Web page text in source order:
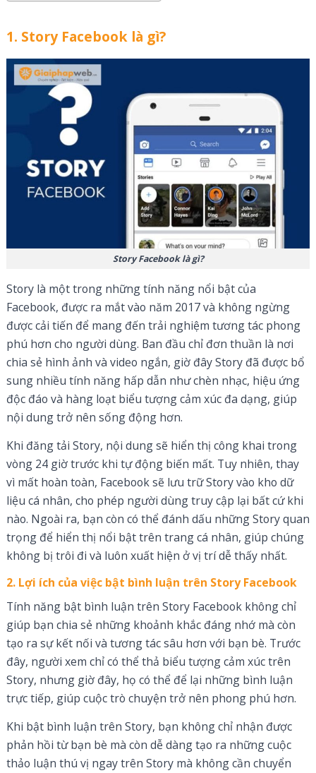
1. Story Facebook là gì?
Story Facebook là gì?
Story là một trong những tính năng nổi bật của
Facebook, được ra mắt vào năm 2017 và không ngừng
được cải tiến để mang đến trải nghiệm tương tác phong
phú hơn cho người dùng. Ban đầu chỉ đơn thuần là nơi
chia sẻ hình ảnh và video ngắn, giờ đây Story đã được bổ
sung nhiều tính năng hấp dẫn như chèn nhạc, hiệu ứng
độc đáo và hàng loạt biểu tượng cảm xúc đa dạng, giúp
nội dung trở nên sống động hơn.
Khi đăng tải Story, nội dung sẽ hiển thị công khai trong
vòng 24 giờ trước khi tự động biến mất. Tuy nhiên, thay
vì mất hoàn toàn, Facebook sẽ lưu trữ Story vào kho dữ
liệu cá nhân, cho phép người dùng truy cập lại bất cứ khi
nào. Ngoài ra, bạn còn có thể đánh dấu những Story quan
trọng để hiển thị nổi bật trên trang cá nhân, giúp chúng
không bị trôi đi và luôn xuất hiện ở vị trí dễ thấy nhất.
2. Lợi ích của việc bật bình luận trên Story Facebook
Tính năng bật bình luận trên Story Facebook không chỉ
giúp bạn chia sẻ những khoảnh khắc đáng nhớ mà còn
tạo ra sự kết nối và tương tác sâu hơn với bạn bè. Trước
đây, người xem chỉ có thể thả biểu tượng cảm xúc trên
Story, nhưng giờ đây, họ có thể để lại những bình luận
trực tiếp, giúp cuộc trò chuyện trở nên phong phú hơn.
Khi bật bình luận trên Story, bạn không chỉ nhận được
phản hồi từ bạn bè mà còn dễ dàng tạo ra những cuộc
thảo luận thú vị ngay trên Story mà không cần chuyển